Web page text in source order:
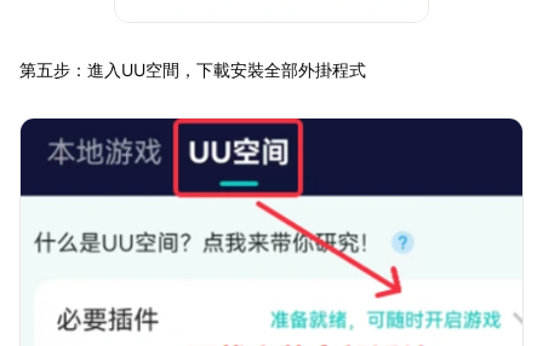
第五步：進入UU空間，下載安裝全部外掛程式